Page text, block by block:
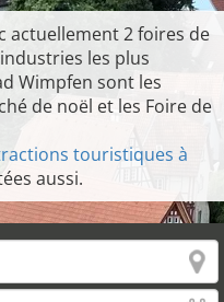
actuellement 2 foires de
les plus
Wimpfen sont les
de noël et les Foire de
touristiques à
aussi.